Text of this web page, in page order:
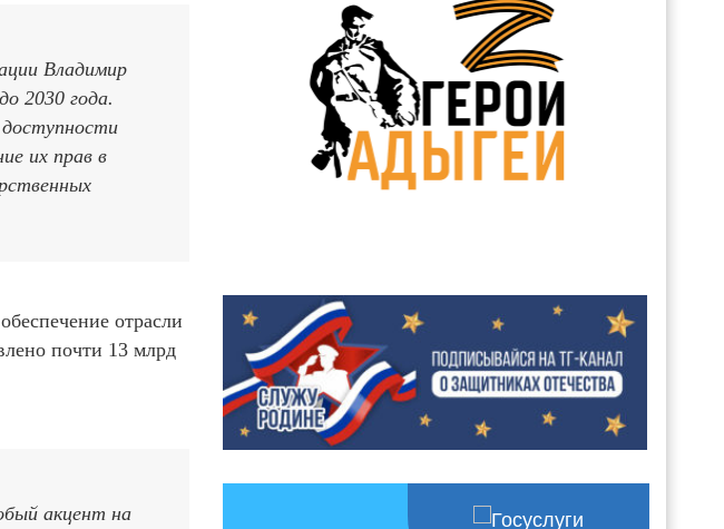
Владимир
2030 года.
их прав в
отрасли
почти 13 млрд
акцент на